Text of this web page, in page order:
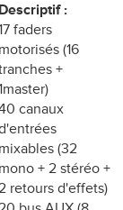
Descriptif :
faders
motorisés (16
+
canaux
mixables (32
mono + 2 stéréo +
retours d'effets)